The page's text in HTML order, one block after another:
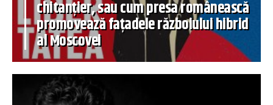
chitanțier, sau cum presa românească
promovează fațadele războiului hibrid
al Moscovei